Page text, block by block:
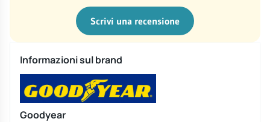
Scrivi una recensione
Informazioni sul brand
Goodyear